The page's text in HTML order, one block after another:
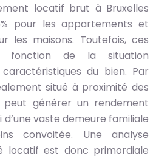
locatif brut à Bruxelles
pour les appartements et
les maisons. Toutefois, ces
fonction de la situation
du bien. Par
situé à proximité des
peut générer un rendement
vaste demeure familiale
convoitée. Une analyse
locatif est donc primordiale